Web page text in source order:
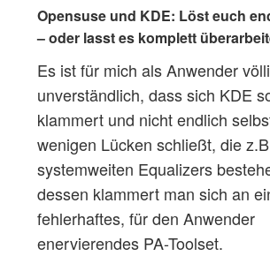
Opensuse und KDE: Löst euch
– oder lasst es komplett
Es ist für mich als Anwender
unverständlich, dass sich KDE
klammert und nicht endlich
wenigen Lücken schließt, die
systemweiten Equalizers
dessen klammert man sich an
fehlerhaftes, für den Anwender
enervierendes PA-Toolset.